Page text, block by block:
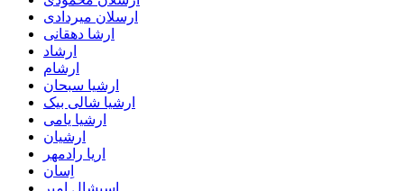
ارسلان میردادی
ارشا دهقانی
ارشاد
ارشام
ارشیا سبحان
ارشیا شالی بیک
ارشیا یامی
ارشیان
اریا رادمهر
اِسان